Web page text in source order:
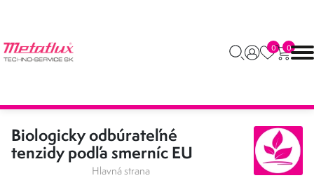
0 0
Biologicky odbúrateľné
tenzidy podľa smerníc EU
Hlavná strana